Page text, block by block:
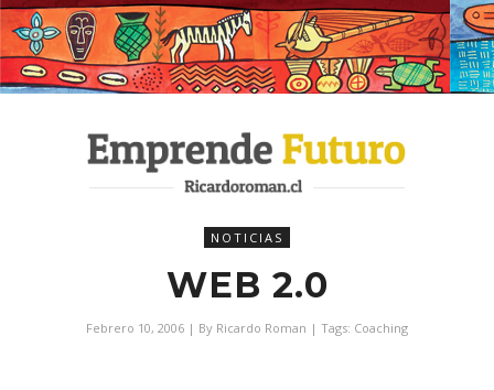
NOTICIAS
WEB 2.0
Febrero 10, 2006 | By Ricardo Roman | Tags: Coaching